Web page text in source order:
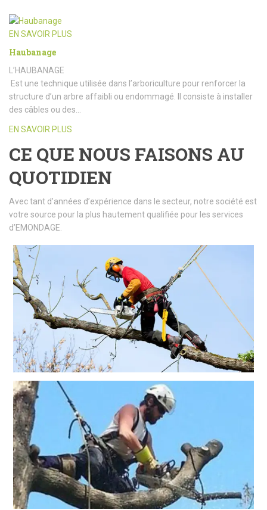
EN SAVOIR PLUS
Haubanage
L’HAUBANAGE
Est une technique utilisée dans l’arboriculture pour renforcer la
structure d’un arbre affaibli ou endommagé. Il consiste à installer
des câbles ou des…
EN SAVOIR PLUS
CE QUE NOUS FAISONS AU
QUOTIDIEN
Avec tant d’années d’expérience dans le secteur, notre société est
votre source pour la plus hautement qualifiée pour les services
d’EMONDAGE.